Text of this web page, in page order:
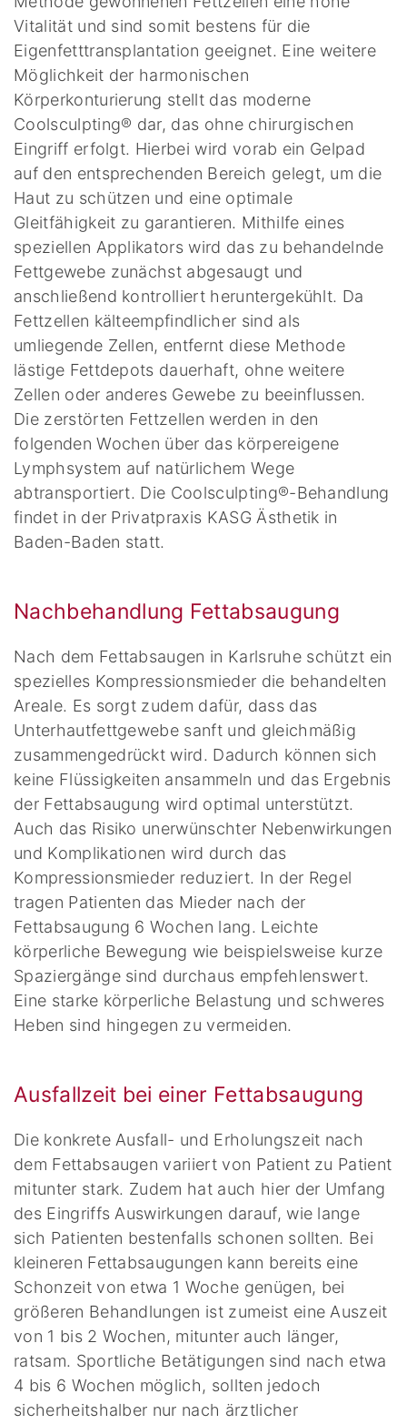
Vitalität und sind somit bestens für die
Eigenfetttransplantation geeignet. Eine weitere
Möglichkeit der harmonischen
Körperkonturierung stellt das moderne
Coolsculpting® dar, das ohne chirurgischen
Eingriff erfolgt. Hierbei wird vorab ein Gelpad
auf den entsprechenden Bereich gelegt, um die
Haut zu schützen und eine optimale
Gleitfähigkeit zu garantieren. Mithilfe eines
speziellen Applikators wird das zu behandelnde
Fettgewebe zunächst abgesaugt und
anschließend kontrolliert heruntergekühlt. Da
Fettzellen kälteempfindlicher sind als
umliegende Zellen, entfernt diese Methode
lästige Fettdepots dauerhaft, ohne weitere
Zellen oder anderes Gewebe zu beeinflussen.
Die zerstörten Fettzellen werden in den
folgenden Wochen über das körpereigene
Lymphsystem auf natürlichem Wege
abtransportiert. Die Coolsculpting®-Behandlung
findet in der Privatpraxis KASG Ästhetik in
Baden-Baden statt.
Nachbehandlung Fettabsaugung
Nach dem Fettabsaugen in Karlsruhe schützt ein
spezielles Kompressionsmieder die behandelten
Areale. Es sorgt zudem dafür, dass das
Unterhautfettgewebe sanft und gleichmäßig
zusammengedrückt wird. Dadurch können sich
keine Flüssigkeiten ansammeln und das Ergebnis
der Fettabsaugung wird optimal unterstützt.
Auch das Risiko unerwünschter Nebenwirkungen
und Komplikationen wird durch das
Kompressionsmieder reduziert. In der Regel
tragen Patienten das Mieder nach der
Fettabsaugung 6 Wochen lang. Leichte
körperliche Bewegung wie beispielsweise kurze
Spaziergänge sind durchaus empfehlenswert.
Eine starke körperliche Belastung und schweres
Heben sind hingegen zu vermeiden.
Ausfallzeit bei einer Fettabsaugung
Die konkrete Ausfall- und Erholungszeit nach
dem Fettabsaugen variiert von Patient zu Patient
mitunter stark. Zudem hat auch hier der Umfang
des Eingriffs Auswirkungen darauf, wie lange
sich Patienten bestenfalls schonen sollten. Bei
kleineren Fettabsaugungen kann bereits eine
Schonzeit von etwa 1 Woche genügen, bei
größeren Behandlungen ist zumeist eine Auszeit
von 1 bis 2 Wochen, mitunter auch länger,
ratsam. Sportliche Betätigungen sind nach etwa
4 bis 6 Wochen möglich, sollten jedoch
sicherheitshalber nur nach ärztlicher